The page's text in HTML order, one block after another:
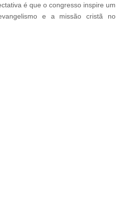
é que o congresso inspire um
e a missão cristã no